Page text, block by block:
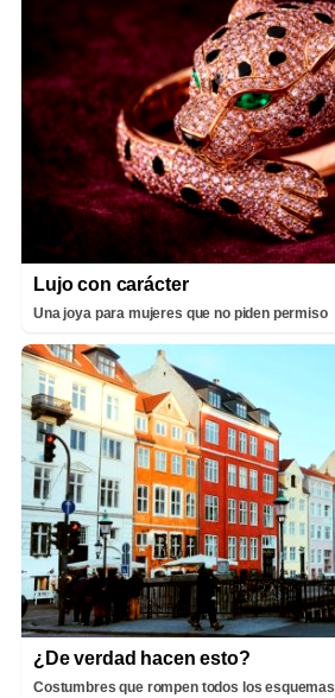
Lujo con carácter
Una joya para mujeres que no piden permiso
¿De verdad hacen esto?
Costumbres que rompen todos los esquemas